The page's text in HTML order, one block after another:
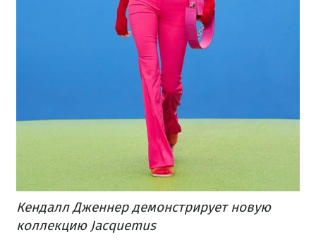
Кендалл Дженнер демонстрирует новую
коллекцию Jacquemus